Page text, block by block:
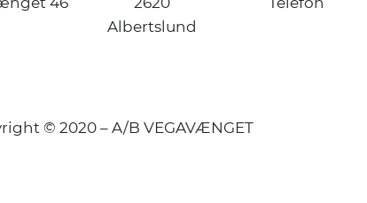
Albertslund
© 2020 – A/B VEGAVÆNGET